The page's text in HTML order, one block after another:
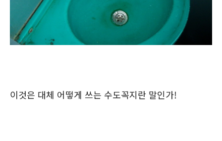
이것은 대체 어떻게 쓰는 수도꼭지란 말인가!